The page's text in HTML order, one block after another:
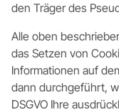
den Träger des
Alle oben
das Setzen von
Informationen auf
dann durchgeführt,
DSGVO Ihre